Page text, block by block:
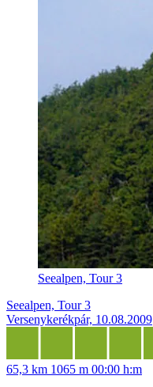
Seealpen, Tour 3
Seealpen, Tour 3
Versenykerékpár, 10.08.2009
65,3 km 1065 m 00:00 h:m